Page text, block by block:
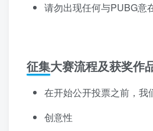
请勿出现任何与PUBG意
征集大赛流程及获奖作
在开始公开投票之前，我
创意性